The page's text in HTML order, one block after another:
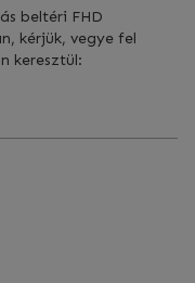
beltéri FHD
kérjük, vegye fel
keresztül: